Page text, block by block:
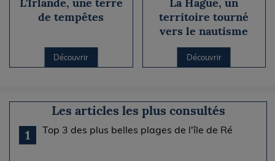
de tempêtes
Découvrir
territoire tourné
vers le nautisme
Découvrir
Les articles les plus consultés
1
Top 3 des plus belles plages de l'île de Ré